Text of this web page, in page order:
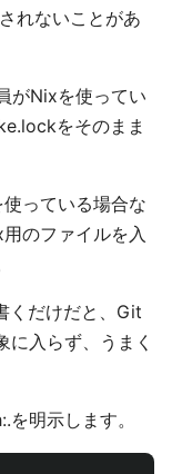
れないことがあ
がNixを使ってい
をそのまま
っている場合な
のファイルを入
くだけだと、Git
入らず、うまく
明示します。